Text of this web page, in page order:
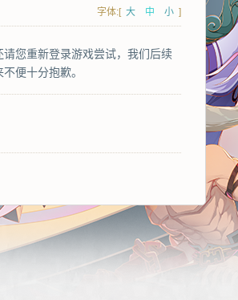
字体:[ 大 中 小 ]
您重新登录游戏尝试，我们后续
便十分抱歉。